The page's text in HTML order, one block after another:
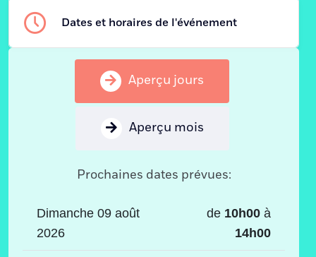
Dates et horaires de l'événement
Aperçu jours
Aperçu mois
Prochaines dates prévues:
Dimanche 09 août
2026
de 10h00 à
14h00